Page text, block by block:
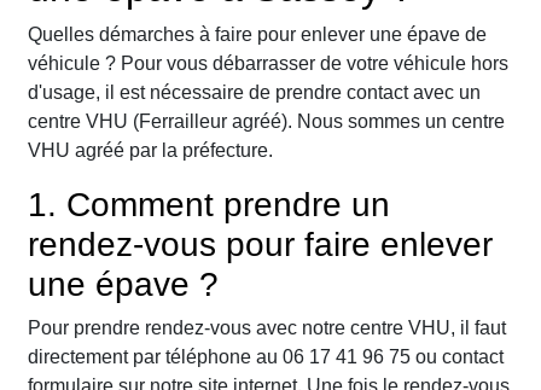
Quelles démarches à faire pour enlever une épave de
véhicule ? Pour vous débarrasser de votre véhicule hors
d'usage, il est nécessaire de prendre contact avec un
centre VHU (Ferrailleur agréé). Nous sommes un centre
VHU agréé par la préfecture.
1. Comment prendre un
rendez-vous pour faire enlever
une épave ?
Pour prendre rendez-vous avec notre centre VHU, il faut
directement par téléphone au 06 17 41 96 75 ou contact